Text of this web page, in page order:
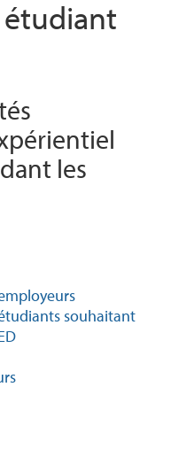
étudiant
les
souhaitant